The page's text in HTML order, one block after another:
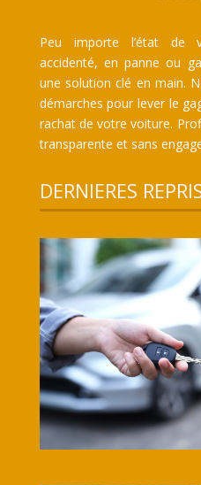
Peu importe l’état de
accidenté, en panne ou
une solution clé en main.
démarches pour lever le
rachat de votre voiture.
transparente et sans
DERNIERES